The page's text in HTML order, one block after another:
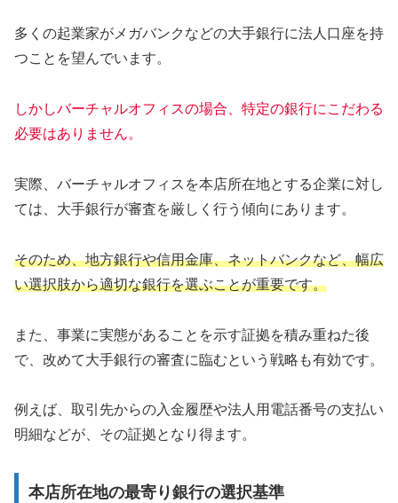
多くの起業家がメガバンクなどの大手銀行に法人口座を持
つことを望んでいます。
しかしバーチャルオフィスの場合、特定の銀行にこだわる
必要はありません。
実際、バーチャルオフィスを本店所在地とする企業に対し
ては、大手銀行が審査を厳しく行う傾向にあります。
そのため、地方銀行や信用金庫、ネットバンクなど、幅広
い選択肢から適切な銀行を選ぶことが重要です。
また、事業に実態があることを示す証拠を積み重ねた後
で、改めて大手銀行の審査に臨むという戦略も有効です。
例えば、取引先からの入金履歴や法人用電話番号の支払い
明細などが、その証拠となり得ます。
本店所在地の最寄り銀行の選択基準